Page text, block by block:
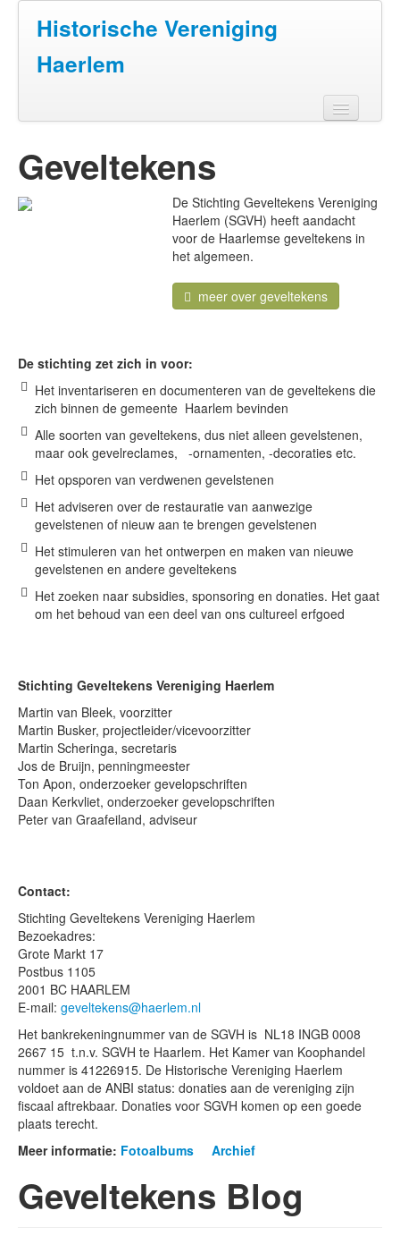
Historische Vereniging
Haerlem
Doen
Onthoud mij
Gebruikersnaam vergeten?
Wachtwoord vergeten?
Inloggen
Search
...
Geveltekens
De Stichting Geveltekens Vereniging
Haerlem (SGVH) heeft aandacht
voor de Haarlemse geveltekens in
het algemeen.
meer over geveltekens
De stichting zet zich in voor:
Het inventariseren en documenteren van de geveltekens die
zich binnen de gemeente Haarlem bevinden
Alle soorten van geveltekens, dus niet alleen gevelstenen,
maar ook gevelreclames, -ornamenten, -decoraties etc.
Het opsporen van verdwenen gevelstenen
Het adviseren over de restauratie van aanwezige
gevelstenen of nieuw aan te brengen gevelstenen
Het stimuleren van het ontwerpen en maken van nieuwe
gevelstenen en andere geveltekens
Het zoeken naar subsidies, sponsoring en donaties. Het gaat
om het behoud van een deel van ons cultureel erfgoed
Stichting Geveltekens Vereniging Haerlem
Martin van Bleek, voorzitter
Martin Busker, projectleider/vicevoorzitter
Martin Scheringa, secretaris
Jos de Bruijn, penningmeester
Ton Apon, onderzoeker gevelopschriften
Daan Kerkvliet, onderzoeker gevelopschriften
Peter van Graafeiland, adviseur
Contact:
Stichting Geveltekens Vereniging Haerlem
Bezoekadres:
Grote Markt 17
Postbus 1105
2001 BC HAARLEM
E-mail: geveltekens@haerlem.nl
Het bankrekeningnummer van de SGVH is NL18 INGB 0008
2667 15 t.n.v. SGVH te Haarlem. Het Kamer van Koophandel
nummer is 41226915. De Historische Vereniging Haerlem
voldoet aan de ANBI status: donaties aan de vereniging zijn
fiscaal aftrekbaar. Donaties voor SGVH komen op een goede
plaats terecht.
Meer informatie: Fotoalbums Archief
Geveltekens Blog